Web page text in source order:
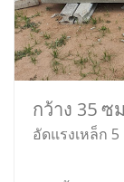
กว้าง 35 ซ
อัดแรงเหล็ก